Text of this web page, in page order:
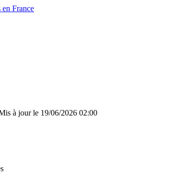
en France
à jour le 19/06/2026 02:00